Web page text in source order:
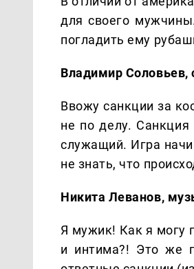
для своего
погладить ему
Владимир Соловьев,
Ввожу санкции за
не по делу.
служащий. Игра
не знать, что
Никита Леванов,
Я мужик! Как я могу
и интима?! Это же